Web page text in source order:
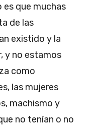
es que muchas
de las
existido y la
y no estamos
como
las mujeres
machismo y
no tenían o no